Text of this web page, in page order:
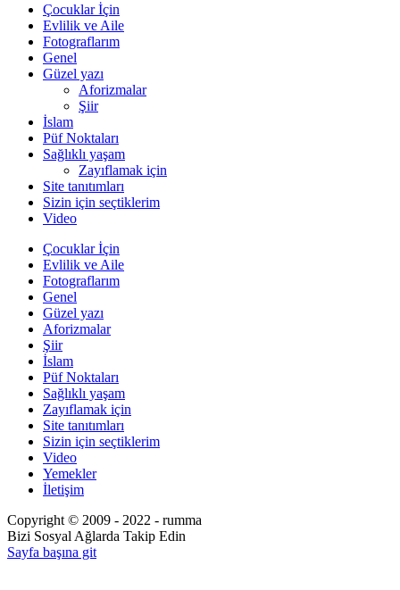
Çocuklar İçin
Evlilik ve Aile
Fotograflarım
Genel
Güzel yazı
Aforizmalar
Şiir
İslam
Püf Noktaları
Sağlıklı yaşam
Zayıflamak için
Site tanıtımları
Sizin için seçtiklerim
Video
Çocuklar İçin
Evlilik ve Aile
Fotograflarım
Genel
Güzel yazı
Aforizmalar
Şiir
İslam
Püf Noktaları
Sağlıklı yaşam
Zayıflamak için
Site tanıtımları
Sizin için seçtiklerim
Video
Yemekler
İletişim
Copyright © 2009 - 2022 - rumma
Bizi Sosyal Ağlarda Takip Edin
Sayfa başına git